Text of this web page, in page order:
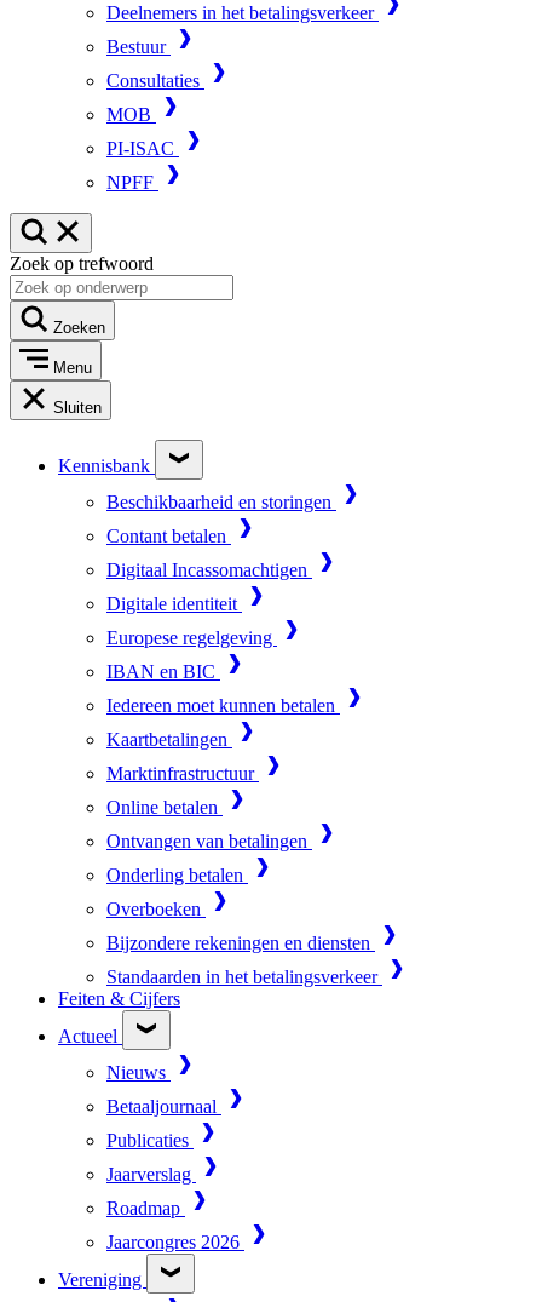
Deelnemers in het betalingsverkeer
Bestuur
Consultaties
MOB
PI-ISAC
NPFF
Zoek op trefwoord
Zoeken
Menu
Sluiten
Kennisbank
Beschikbaarheid en storingen
Contant betalen
Digitaal Incassomachtigen
Digitale identiteit
Europese regelgeving
IBAN en BIC
Iedereen moet kunnen betalen
Kaartbetalingen
Marktinfrastructuur
Online betalen
Ontvangen van betalingen
Onderling betalen
Overboeken
Bijzondere rekeningen en diensten
Standaarden in het betalingsverkeer
Feiten & Cijfers
Actueel
Nieuws
Betaaljournaal
Publicaties
Jaarverslag
Roadmap
Jaarcongres 2026
Vereniging